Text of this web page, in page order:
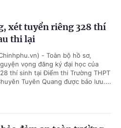
xét tuyển riêng 328 thí
thi lại
- Toàn bộ hồ sơ,
vọng đăng ký đại học của
thí sinh tại Điểm thi Trường THPT
Tuyên Quang được bảo lưu....